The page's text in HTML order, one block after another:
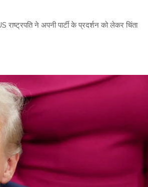
ने अपनी पार्टी के प्रदर्शन को लेकर चिंता